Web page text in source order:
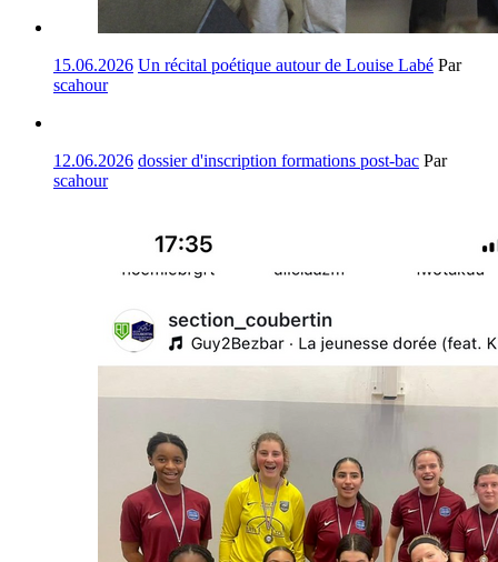
15.06.2026 Un récital poétique autour de Louise Labé Par
scahour
12.06.2026 dossier d'inscription formations post-bac Par
scahour